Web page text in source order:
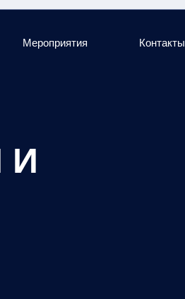
Мероприятия Контакты
И